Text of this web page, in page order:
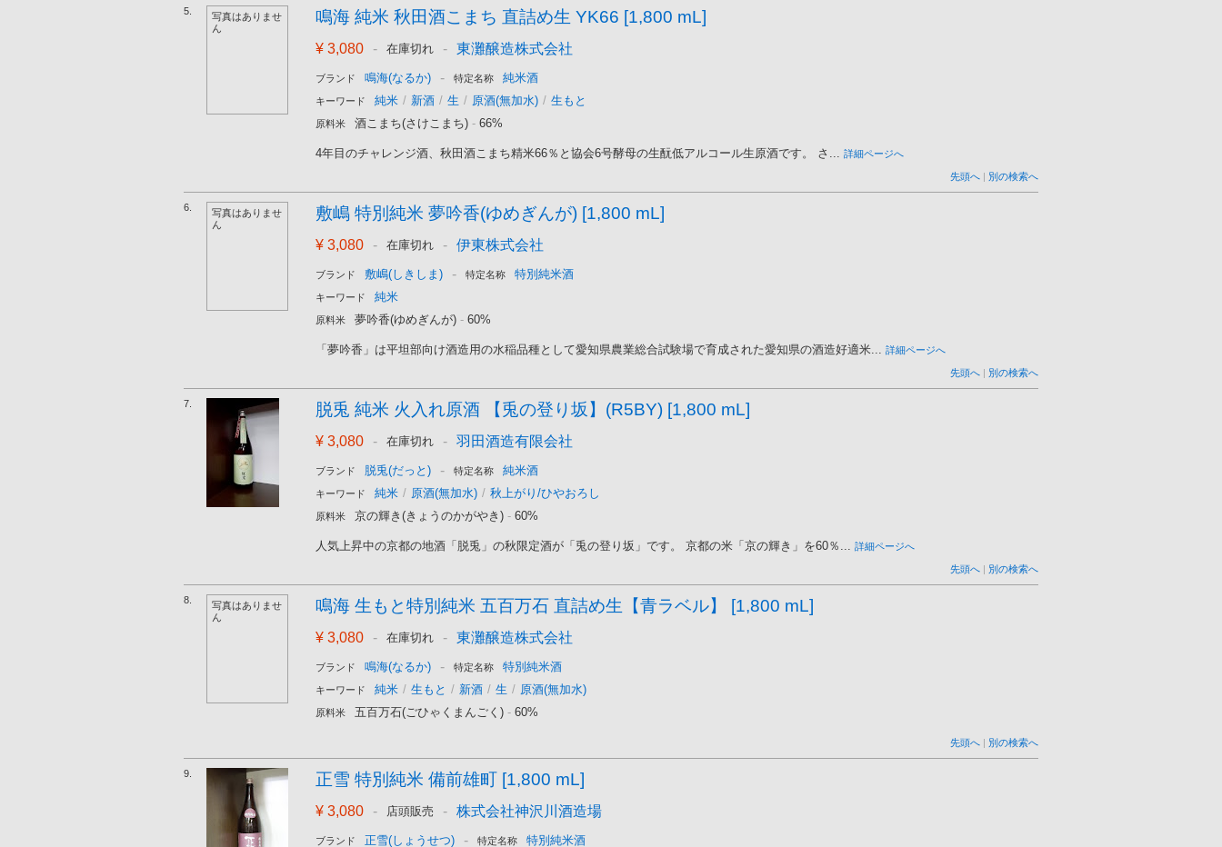
5.
写真はありませ
ん
鳴海 純米 秋田酒こまち 直詰め生 YK66 [1,800 mL]
¥ 3,080 - 在庫切れ - 東灘醸造株式会社
ブランド 鳴海(なるか) - 特定名称 純米酒
キーワード 純米 / 新酒 / 生 / 原酒(無加水) / 生もと
原料米 酒こまち(さけこまち) - 66%
4年目のチャレンジ酒、秋田酒こまち精米66％と協会6号酵母の生酛低アルコール生原酒です。 さ... 詳細ページへ
先頭へ | 別の検索へ
6.
写真はありませ
ん
敷嶋 特別純米 夢吟香(ゆめぎんが) [1,800 mL]
¥ 3,080 - 在庫切れ - 伊東株式会社
ブランド 敷嶋(しきしま) - 特定名称 特別純米酒
キーワード 純米
原料米 夢吟香(ゆめぎんが) - 60%
「夢吟香」は平坦部向け酒造用の水稲品種として愛知県農業総合試験場で育成された愛知県の酒造好適米... 詳細ページへ
先頭へ | 別の検索へ
7. 脱兎 純米 火入れ原酒 【兎の登り坂】(R5BY) [1,800 mL]
¥ 3,080 - 在庫切れ - 羽田酒造有限会社
ブランド 脱兎(だっと) - 特定名称 純米酒
キーワード 純米 / 原酒(無加水) / 秋上がり/ひやおろし
原料米 京の輝き(きょうのかがやき) - 60%
人気上昇中の京都の地酒「脱兎」の秋限定酒が「兎の登り坂」です。 京都の米「京の輝き」を60％... 詳細ページへ
先頭へ | 別の検索へ
8.
写真はありませ
ん
鳴海 生もと特別純米 五百万石 直詰め生【青ラベル】 [1,800 mL]
¥ 3,080 - 在庫切れ - 東灘醸造株式会社
ブランド 鳴海(なるか) - 特定名称 特別純米酒
キーワード 純米 / 生もと / 新酒 / 生 / 原酒(無加水)
原料米 五百万石(ごひゃくまんごく) - 60%
先頭へ | 別の検索へ
9. 正雪 特別純米 備前雄町 [1,800 mL]
¥ 3,080 - 店頭販売 - 株式会社神沢川酒造場
ブランド 正雪(しょうせつ) - 特定名称 特別純米酒